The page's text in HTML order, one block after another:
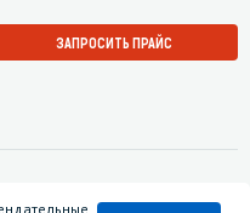
ЗАПРОСИТЬ ПРАЙС